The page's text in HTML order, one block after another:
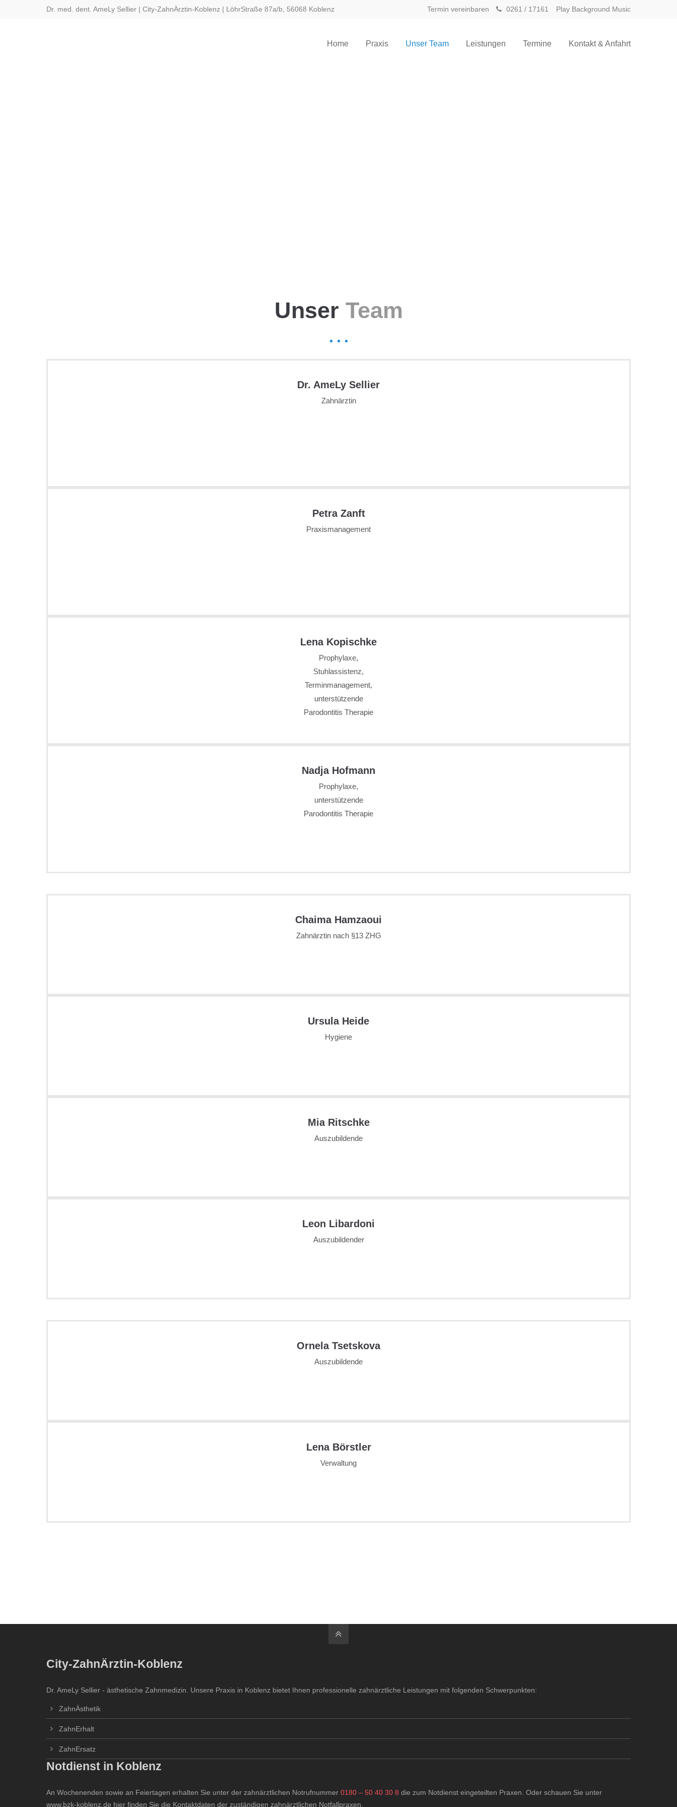
Dr. med. dent. AmeLy Sellier | City-ZahnÄrztin-Koblenz | LöhrStraße 87a/b, 56068 Koblenz Termin vereinbaren 0261 / 17161 Play Background Music
Home Praxis Unser Team Leistungen Termine Kontakt & Anfahrt
Unser Team
Dr. AmeLy Sellier
Zahnärztin
Petra Zanft
Praxismanagement
Lena Kopischke
Prophylaxe,
Stuhlassistenz,
Terminmanagement,
unterstützende
Parodontitis Therapie
Nadja Hofmann
Prophylaxe,
unterstützende
Parodontitis Therapie
Chaima Hamzaoui
Zahnärztin nach §13 ZHG
Ursula Heide
Hygiene
Mia Ritschke
Auszubildende
Leon Libardoni
Auszubildender
Ornela Tsetskova
Auszubildende
Lena Börstler
Verwaltung
City-ZahnÄrztin-Koblenz
Dr. AmeLy Sellier - ästhetische Zahnmedizin. Unsere Praxis in Koblenz bietet Ihnen professionelle zahnärztliche Leistungen mit folgenden Schwerpunkten:
ZahnÄsthetik
ZahnErhalt
ZahnErsatz
Notdienst in Koblenz
An Wochenenden sowie an Feiertagen erhalten Sie unter der zahnärztlichen Notrufnummer 0180 – 50 40 30 8 die zum Notdienst eingeteilten Praxen. Oder schauen Sie unter
www.bzk-koblenz.de hier finden Sie die Kontaktdaten der zuständigen zahnärztlichen Notfallpraxen.